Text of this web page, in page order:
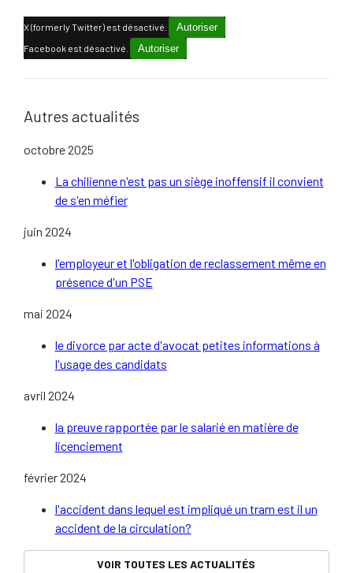
X (formerly Twitter) est désactivé. Autoriser
Facebook est désactivé. Autoriser
Autres actualités
octobre 2025
La chilienne n'est pas un siège inoffensif il convient
de s'en méfier
juin 2024
l'employeur et l'obligation de reclassement même en
présence d'un PSE
mai 2024
le divorce par acte d'avocat petites informations à
l'usage des candidats
avril 2024
la preuve rapportée par le salarié en matière de
licenciement
février 2024
l'accident dans lequel est impliqué un tram est il un
accident de la circulation?
VOIR TOUTES LES ACTUALITÉS